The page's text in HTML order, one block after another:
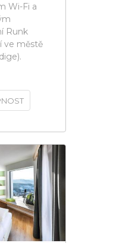
Wi-Fi a
Runk
ve městě